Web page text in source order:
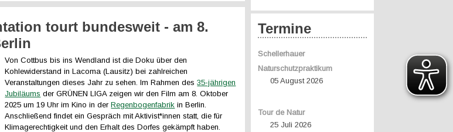
tourt bundesweit - am 8.
Von Cottbus bis ins Wendland ist die Doku über den
Kohlewiderstand in Lacoma (Lausitz) bei zahlreichen
Veranstaltungen dieses Jahr zu sehen. Im Rahmen des35-jährigen
Jubiläums der GRÜNEN LIGA zeigen wir den Film am 8. Oktober
2025 um 19 Uhr im Kino in derRegenbogenfabrik in Berlin.
Anschließend findet ein Gespräch mit Aktivist*innen statt, die für
Klimagerechtigkeit und den Erhalt des Dorfes gekämpft haben.
Termine
Schellerhauer
Naturschutzpraktikum
05 August 2026
Tour de Natur
25 Juli 2026